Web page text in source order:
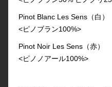
Pinot Blanc Les Sens（白）
<ピノブラン100%>
Pinot Noir Les Sens（赤）
<ピノノアール100%>